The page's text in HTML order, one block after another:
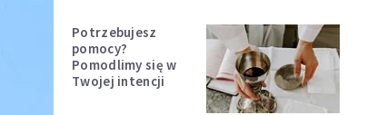
Potrzebujesz
pomocy?
Pomodlimy się w
Twojej intencji